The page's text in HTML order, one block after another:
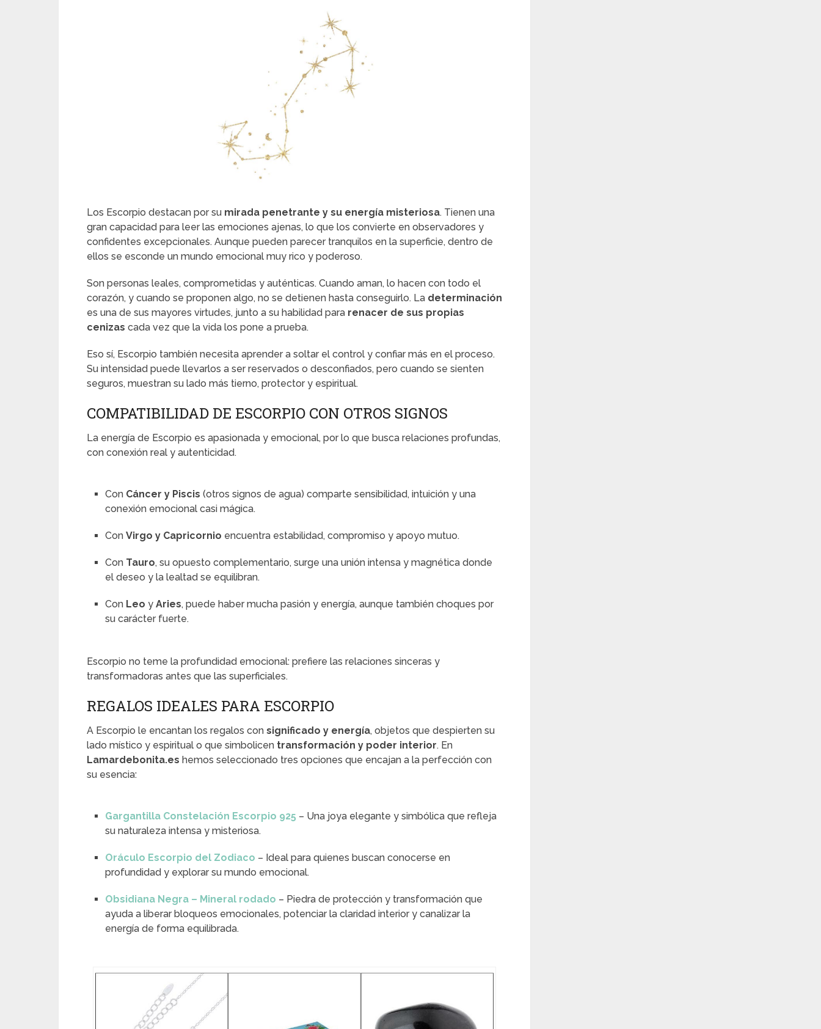
Los Escorpio destacan por su mirada penetrante y su energía misteriosa. Tienen una
gran capacidad para leer las emociones ajenas, lo que los convierte en observadores y
confidentes excepcionales. Aunque pueden parecer tranquilos en la superficie, dentro de
ellos se esconde un mundo emocional muy rico y poderoso.
Son personas leales, comprometidas y auténticas. Cuando aman, lo hacen con todo el
corazón, y cuando se proponen algo, no se detienen hasta conseguirlo. La determinación
es una de sus mayores virtudes, junto a su habilidad para renacer de sus propias
cenizas cada vez que la vida los pone a prueba.
Eso sí, Escorpio también necesita aprender a soltar el control y confiar más en el proceso.
Su intensidad puede llevarlos a ser reservados o desconfiados, pero cuando se sienten
seguros, muestran su lado más tierno, protector y espiritual.
COMPATIBILIDAD DE ESCORPIO CON OTROS SIGNOS
La energía de Escorpio es apasionada y emocional, por lo que busca relaciones profundas,
con conexión real y autenticidad.
Con Cáncer y Piscis (otros signos de agua) comparte sensibilidad, intuición y una
conexión emocional casi mágica.
ConVirgo y Capricornio encuentra estabilidad, compromiso y apoyo mutuo.
Con Tauro, su opuesto complementario, surge una unión intensa y magnética donde
el deseo y la lealtad se equilibran.
Con Leo yAries, puede haber mucha pasión y energía, aunque también choques por
su carácter fuerte.
Escorpio no teme la profundidad emocional: prefiere las relaciones sinceras y
transformadoras antes que las superficiales.
REGALOS IDEALES PARA ESCORPIO
A Escorpio le encantan los regalos con significado y energía, objetos que despierten su
lado místico y espiritual o que simbolicen transformación y poder interior. En
Lamardebonita.es hemos seleccionado tres opciones que encajan a la perfección con
su esencia:
Gargantilla Constelación Escorpio 925 – Una joya elegante y simbólica que refleja
su naturaleza intensa y misteriosa.
Oráculo Escorpio del Zodiaco – Ideal para quienes buscan conocerse en
profundidad y explorar su mundo emocional.
Obsidiana Negra – Mineral rodado – Piedra de protección y transformación que
ayuda a liberar bloqueos emocionales, potenciar la claridad interior y canalizar la
energía de forma equilibrada.